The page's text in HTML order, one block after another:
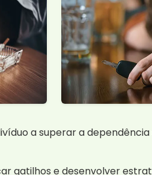
a superar a dependência
gatilhos e desenvolver